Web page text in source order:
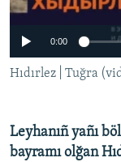
Українською
0:00
Hıdırlez | Tuğra
Leyhanıñ yañı
bayramı olğan